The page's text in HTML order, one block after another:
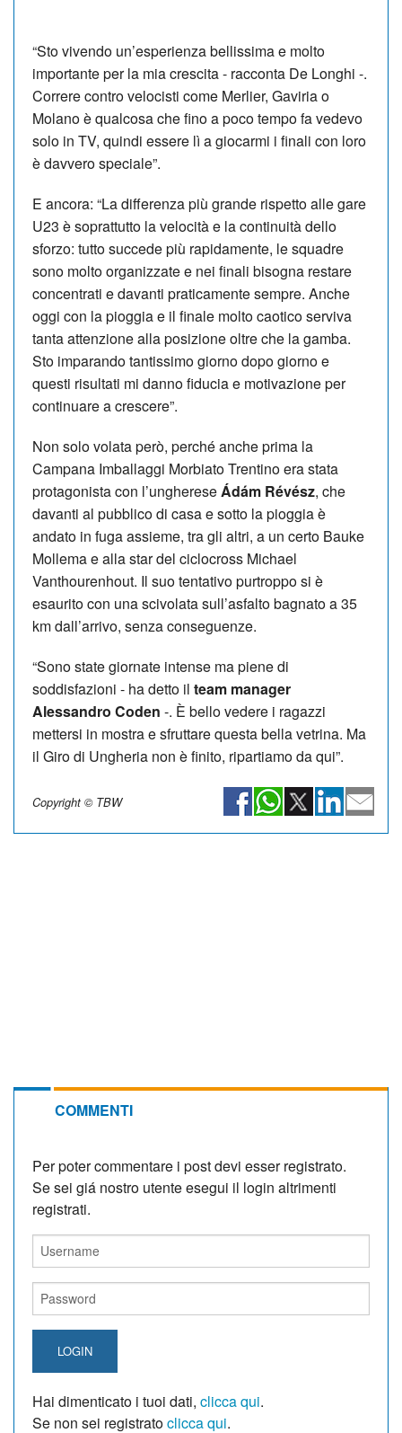
“Sto vivendo un’esperienza bellissima e molto
importante per la mia crescita - racconta De Longhi -.
Correre contro velocisti come Merlier, Gaviria o
Molano è qualcosa che fino a poco tempo fa vedevo
solo in TV, quindi essere lì a giocarmi i finali con loro
è davvero speciale”.
E ancora: “La differenza più grande rispetto alle gare
U23 è soprattutto la velocità e la continuità dello
sforzo: tutto succede più rapidamente, le squadre
sono molto organizzate e nei finali bisogna restare
concentrati e davanti praticamente sempre. Anche
oggi con la pioggia e il finale molto caotico serviva
tanta attenzione alla posizione oltre che la gamba.
Sto imparando tantissimo giorno dopo giorno e
questi risultati mi danno fiducia e motivazione per
continuare a crescere”.
Non solo volata però, perché anche prima la
Campana Imballaggi Morbiato Trentino era stata
protagonista con l’unghereseÁdám Révész, che
davanti al pubblico di casa e sotto la pioggia è
andato in fuga assieme, tra gli altri, a un certo Bauke
Mollema e alla star del ciclocross Michael
Vanthourenhout. Il suo tentativo purtroppo si è
esaurito con una scivolata sull’asfalto bagnato a 35
km dall’arrivo, senza conseguenze.
“Sono state giornate intense ma piene di
soddisfazioni - ha detto il team manager
Alessandro Coden -. È bello vedere i ragazzi
mettersi in mostra e sfruttare questa bella vetrina. Ma
il Giro di Ungheria non è finito, ripartiamo da qui”.
Copyright © TBW
COMMENTI
Per poter commentare i post devi esser registrato.
Se sei giá nostro utente esegui il login altrimenti
registrati.
LOGIN
Hai dimenticato i tuoi dati, clicca qui.
Se non sei registratoclicca qui.